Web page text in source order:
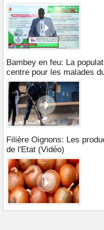
Bambey en feu: La
centre pour les malades
Filière Oignons: Les
de l'Etat (Vidéo)